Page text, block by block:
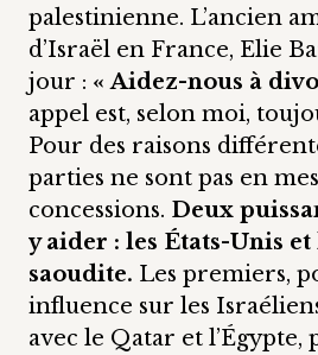
palestinienne. L’ancien
d’Israël en France, Elie
jour : « Aidez-nous à
appel est, selon moi,
Pour des raisons
parties ne sont pas en
concessions. Deux
y aider : les États-Unis
saoudite. Les premiers,
influence sur les
avec le Qatar et